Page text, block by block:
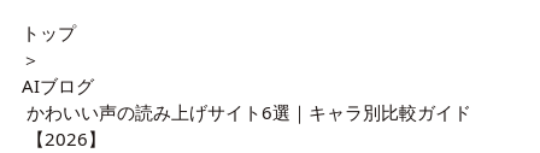
トップ
＞
AIブログ
かわいい声の読み上げサイト6選｜キャラ別比較ガイド
【2026】